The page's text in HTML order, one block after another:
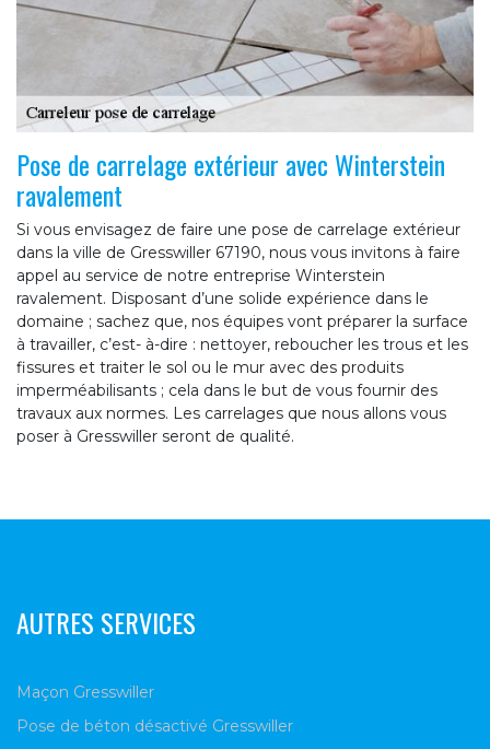
Pose de carrelage extérieur avec Winterstein
ravalement
Si vous envisagez de faire une pose de carrelage extérieur
dans la ville de Gresswiller 67190, nous vous invitons à faire
appel au service de notre entreprise Winterstein
ravalement. Disposant d’une solide expérience dans le
domaine ; sachez que, nos équipes vont préparer la surface
à travailler, c’est- à-dire : nettoyer, reboucher les trous et les
fissures et traiter le sol ou le mur avec des produits
imperméabilisants ; cela dans le but de vous fournir des
travaux aux normes. Les carrelages que nous allons vous
poser à Gresswiller seront de qualité.
AUTRES SERVICES
Maçon Gresswiller
Pose de béton désactivé Gresswiller